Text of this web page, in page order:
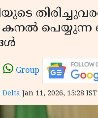
കനൽ പെയ്യുന്ന
Group
Delta Jan 11, 2026, 15:28 IST